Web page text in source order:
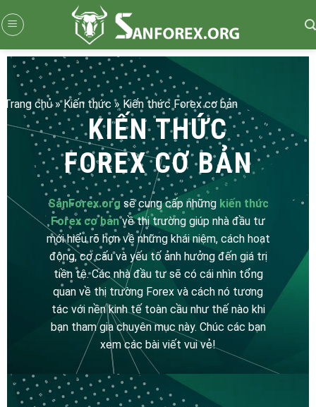
to
Trang chủ»Kiến thức » Kiến thức Forex cơ bản
KIẾN THỨC
FOREX CƠ BẢN
SanForex.org sẽ cung cấp những kiến thức
Forex cơ bảnvề thị trường giúp nhà đầu tư
mới hiểu rõ hơn về những khái niệm, cách hoạt
động, cơ cấu và yếu tố ảnh hưởng đến giá trị
tiền tệ. Các nhà đầu tư sẽ có cái nhìn tổng
quan về thị trường Forex và cách nó tương
tác với nền kinh tế toàn cầu như thế nào khi
bạn tham gia chuyên mục này. Chúc các bạn
xem các bài viết vui vẻ!